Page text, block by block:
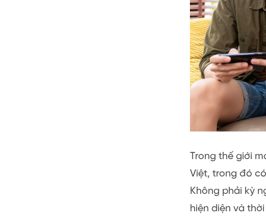
Trong thế giới
Việt, trong đó
Không phải kỳ
hiện diện và